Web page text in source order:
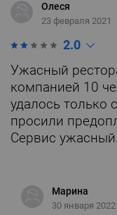
Олеся
23 февраля 2021
2.0
Ужасный
компанией 10
удалось только
просили
Сервис
Марина
30 января 2022